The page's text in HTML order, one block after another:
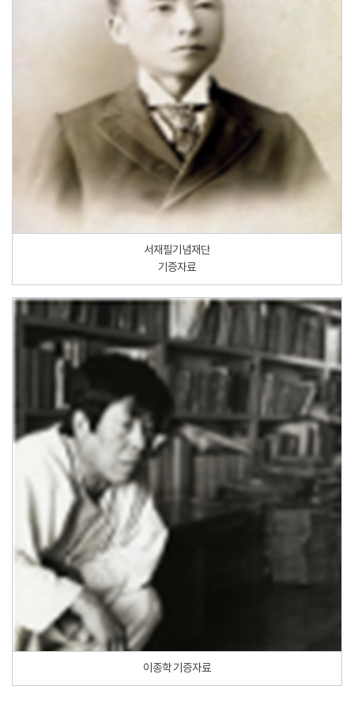
서재필기념재단
기증자료
이종학 기증자료